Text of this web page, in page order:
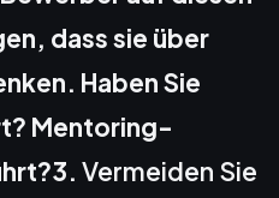
dass sie über
Haben Sie
Mentoring-
Vermeiden Sie